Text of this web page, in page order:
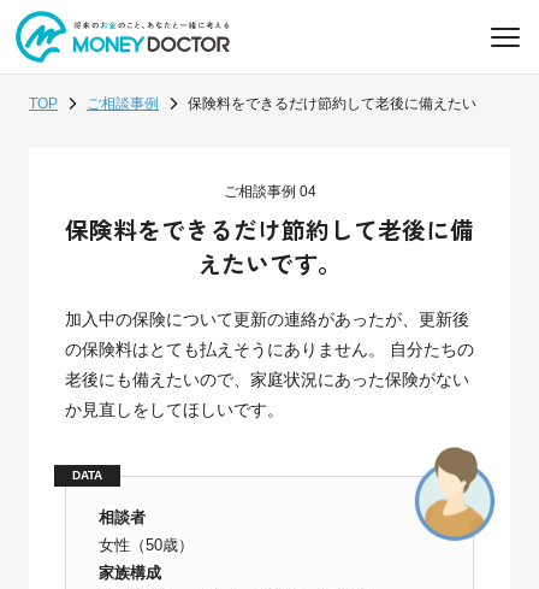
TOP ご相談事例 保険料をできるだけ節約して老後に備えたい
ご相談事例 04
保険料をできるだけ節約して老後に備
えたいです。
加入中の保険について更新の連絡があったが、更新後
の保険料はとても払えそうにありません。
自分たちの
老後にも備えたいので、家庭状況にあった保険がない
か見直しをしてほしいです。
DATA
相談者
女性（50歳）
家族構成